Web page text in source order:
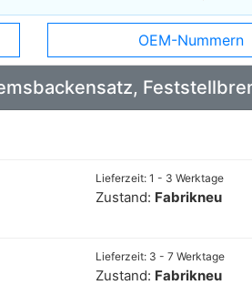
OEM-Nummern
Lieferzeit: 1 - 3 Werktage
Zustand: Fabrikneu
Lieferzeit: 3 - 7 Werktage
Zustand: Fabrikneu